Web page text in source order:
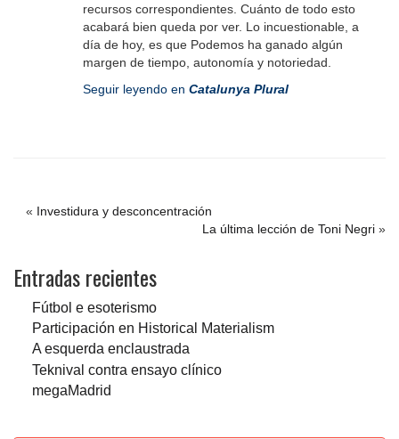
recursos correspondientes. Cuánto de todo esto
acabará bien queda por ver. Lo incuestionable, a
día de hoy, es que Podemos ha ganado algún
margen de tiempo, autonomía y notoriedad.
Seguir leyendo en Catalunya Plural
« Investidura y desconcentración
La última lección de Toni Negri »
Entradas recientes
Fútbol e esoterismo
Participación en Historical Materialism
A esquerda enclaustrada
Teknival contra ensayo clínico
megaMadrid